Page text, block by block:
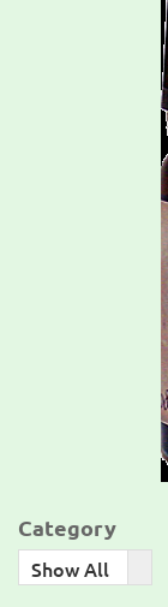
Category
Show All